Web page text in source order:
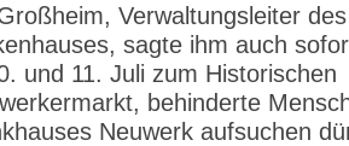
Verwaltungsleiter des
sagte ihm auch
und 11. Juli zum Historischen
behinderte
Neuwerk aufsuchen